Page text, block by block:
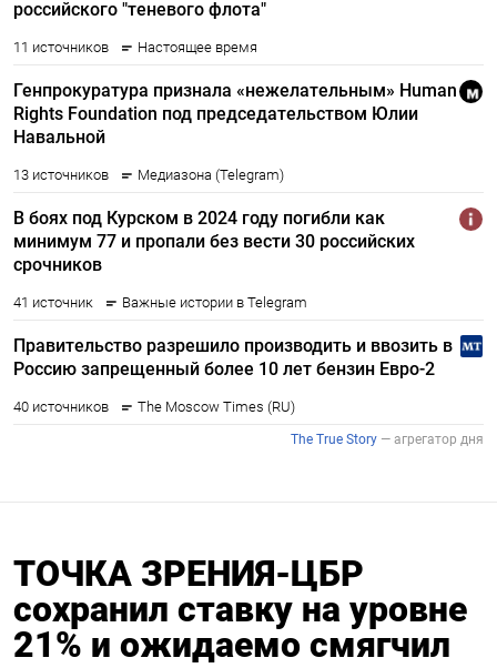
ТОЧКА ЗРЕНИЯ-ЦБР
сохранил ставку на уровне
21% и ожидаемо смягчил